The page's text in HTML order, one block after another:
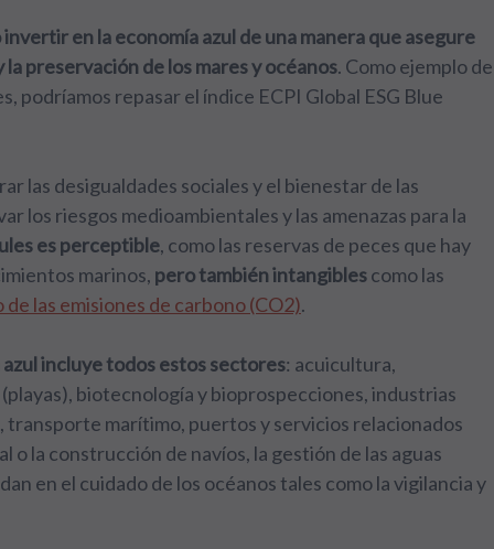
invertir en la economía azul de una manera que asegure
preservación de los mares y océanos. Como ejemplo de
podríamos repasar el índice ECPI Global ESG Blue
las desigualdades sociales y el bienestar de las
los riesgos medioambientales y las amenazas para la
es perceptible, como las reservas de peces que hay
marinos, pero también intangiblescomo las
las emisiones de carbono (CO2).
incluye todos estos sectores: acuicultura,
biotecnología y bioprospecciones, industrias
marítimo, puertos y servicios relacionados
o la construcción de navíos, la gestión de las aguas
en el cuidado de los océanos tales como la vigilancia y